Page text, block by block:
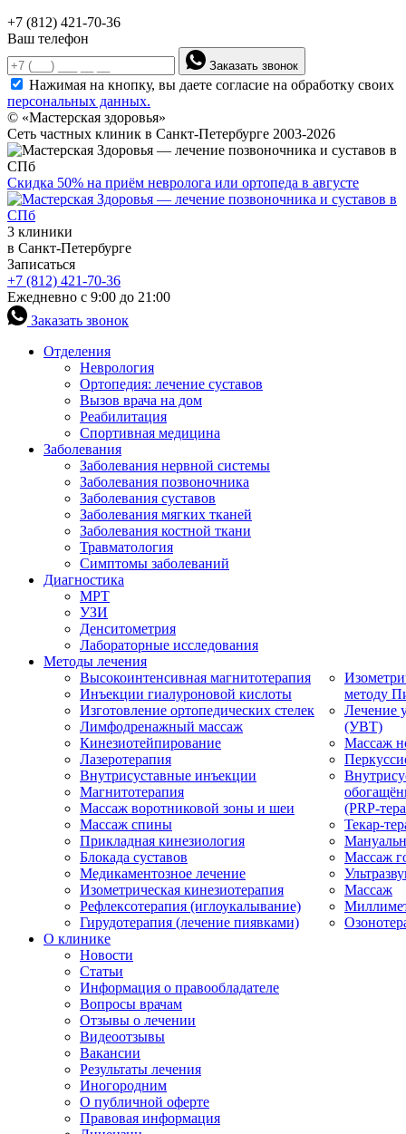
+7 (812) 421-70-36
Ваш телефон
Заказать звонок
Нажимая на кнопку, вы даете согласие на обработку своих
персональных данных.
© «Мастерская здоровья»
Сеть частных клиник в Санкт-Петербурге 2003-2026
Скидка 50% на приём невролога или ортопеда в августе
3 клиники
в Санкт-Петербурге
Записаться
+7 (812) 421-70-36
Ежедневно с 9:00 до 21:00
Заказать звонок
Отделения
Неврология
Ортопедия: лечение суставов
Вызов врача на дом
Реабилитация
Спортивная медицина
Заболевания
Заболевания нервной системы
Заболевания позвоночника
Заболевания суставов
Заболевания мягких тканей
Заболевания костной ткани
Травматология
Симптомы заболеваний
Диагностика
МРТ
УЗИ
Денситометрия
Лабораторные исследования
Методы лечения
Высокоинтенсивная магнитотерапия
Инъекции гиалуроновой кислоты
Изготовление ортопедических стелек
Лимфодренажный массаж
Кинезиотейпирование
Лазеротерапия
Внутрисуставные инъекции
Магнитотерапия
Массаж воротниковой зоны и шеи
Массаж спины
Прикладная кинезиология
Блокада суставов
Медикаментозное лечение
Изометрическая кинезиотерапия
Рефлексотерапия (иглоукалывание)
Гирудотерапия (лечение пиявками)
методу
Лечение
(УВТ)
Массаж
(PRP-
Текар-
Массаж
Массаж
О клинике
Новости
Статьи
Информация о правообладателе
Вопросы врачам
Отзывы о лечении
Видеоотзывы
Вакансии
Результаты лечения
Иногородним
О публичной оферте
Правовая информация